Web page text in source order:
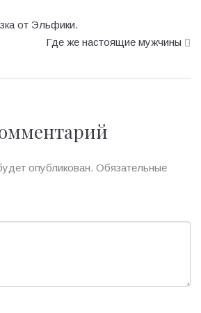
от Эльфики.
Где же настоящие мужчины
опубликован. Обязательные